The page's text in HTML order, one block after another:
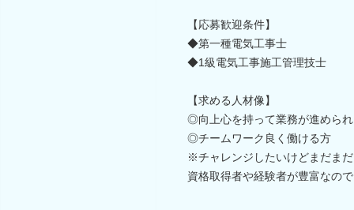
【応募歓迎条件】
◆第一種電気工事士
◆1級電気工事施工管理技士
【求める人材像】
◎向上心を持って業務が進めら
◎チームワーク良く働ける方
※チャレンジしたいけどまだま
資格取得者や経験者が豊富なの